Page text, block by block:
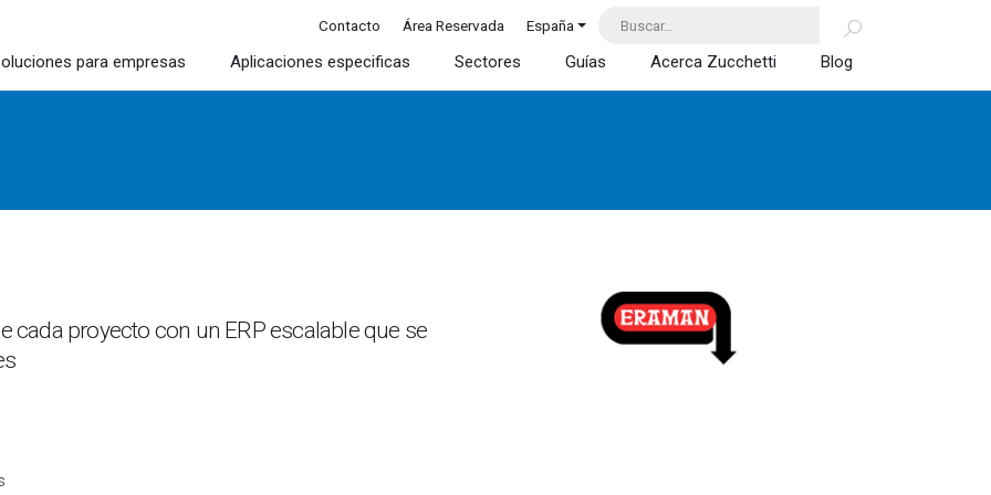
Contacto Área Reservada España
para empresas Aplicaciones especificas Sectores Guías Acerca Zucchetti Blog
cada proyecto con un ERP escalable que se